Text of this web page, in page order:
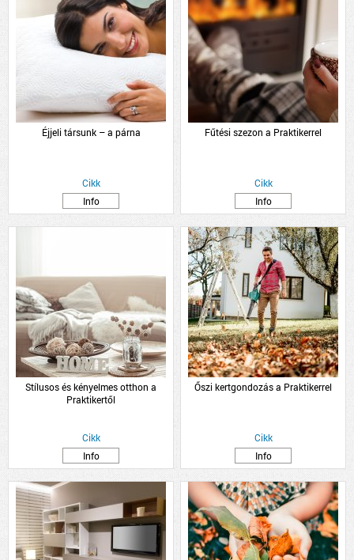
Éjjeli társunk – a párna
Cikk
Info
Fűtési szezon a Praktikerrel
Cikk
Info
Stílusos és kényelmes otthon a
Praktikertől
Cikk
Info
Őszi kertgondozás a Praktikerrel
Cikk
Info